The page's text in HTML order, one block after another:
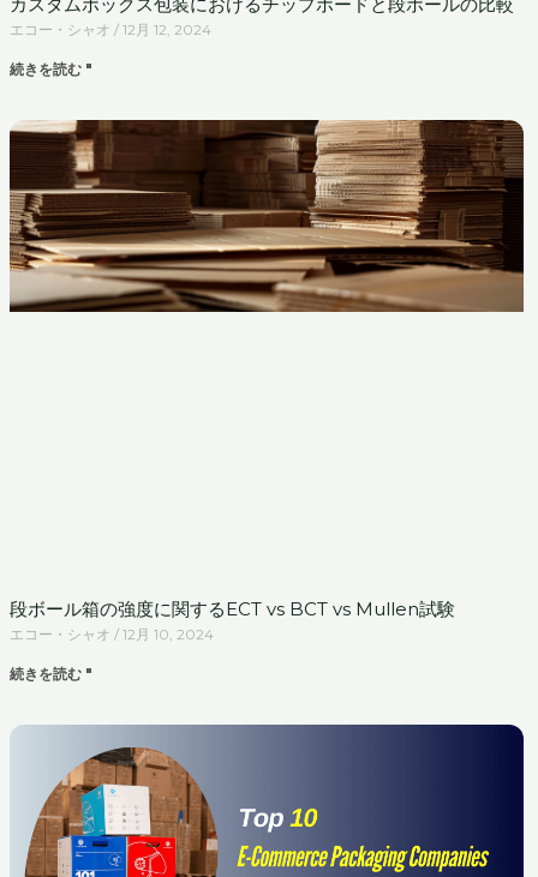
エコー・シャオ 12月 12, 2024
続きを読む "
段ボール箱の強度に関するECT vs BCT vs Mullen試験
エコー・シャオ 12月 10, 2024
続きを読む "